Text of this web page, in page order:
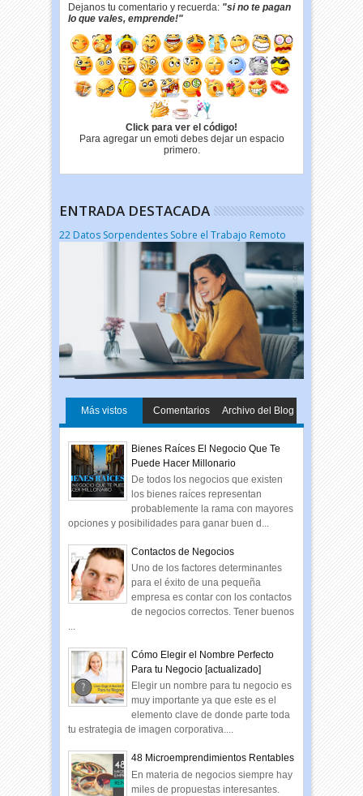
Dejanos tu comentario y recuerda: "si no te pagan
lo que vales, emprende!"
Click para ver el código!
Para agregar un emoti debes dejar un espacio
primero.
ENTRADA DESTACADA
22 Datos Sorpendentes Sobre el Trabajo Remoto
Más vistos Comentarios Archivo del Blog
Bienes Raíces El Negocio Que Te
Puede Hacer Millonario
De todos los negocios que existen
los bienes raíces representan
probablemente la rama con mayores
opciones y posibilidades para ganar buen d...
Contactos de Negocios
Uno de los factores determinantes
para el éxito de una pequeña
empresa es contar con los contactos
de negocios correctos. Tener buenos
...
Cómo Elegir el Nombre Perfecto
Para tu Negocio [actualizado]
Elegir un nombre para tu negocio es
muy importante ya que este es el
elemento clave de donde parte toda
tu estrategia de imagen corporativa....
48 Microemprendimientos Rentables
En materia de negocios siempre hay
miles de propuestas interesantes.